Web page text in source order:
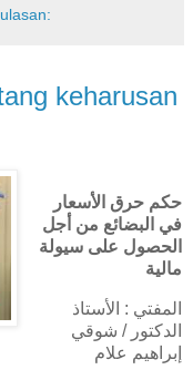
keharusan
حكم حرق الأسعار
في البضائع من أجل
الحصول على سيولة
مالية
المفتي : الأستاذ
الدكتور / شوقي
إبراهيم علام